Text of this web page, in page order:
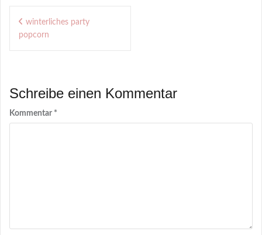
Beitragsnavigation
winterliches party
popcorn
Schreibe einen Kommentar
Kommentar *